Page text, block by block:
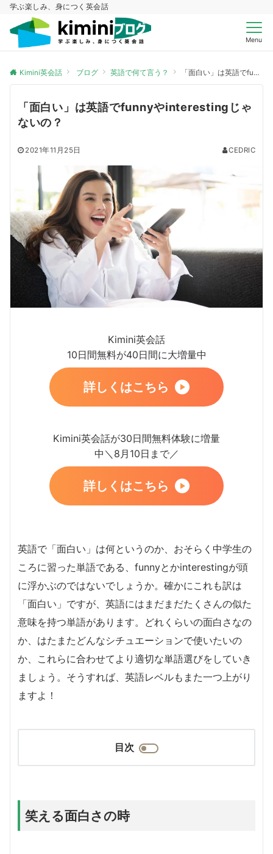
学ぶ楽しみ、身につく英会話
Menu
Kimini英会話 ブログ 英語で何て言う？ 「面白い」は英語でfunnyやinterestingじゃないの？
「面白い」は英語でfunnyやinterestingじゃ
ないの？
2021年11月25日 CEDRIC
Kimini英会話
10日間無料が40日間に大増量中
詳しくはこちら
Kimini英会話が30日間無料体験に増量
中＼8月10日まで／
詳しくはこちら
英語で「面白い」は何というのか、おそらく中学生の
ころに習った単語である、funnyとかinterestingが頭
に浮かぶのではないでしょうか。確かにこれも訳は
「面白い」ですが、英語にはまだまだたくさんの似た
意味を持つ単語があります。どれくらいの面白さなの
か、はたまたどんなシチュエーションで使いたいの
か、これらに合わせてより適切な単語選びをしていき
ましょう。そうすれば、英語レベルもまた一つ上がり
ますよ！
目次
笑える面白さの時